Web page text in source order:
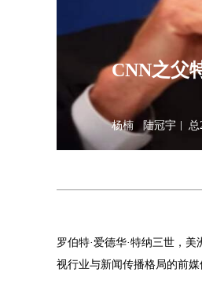
CNN之父
杨楠 陆冠宇 总
罗伯特·爱德华·特纳三世，
视行业与新闻传播格局的前媒